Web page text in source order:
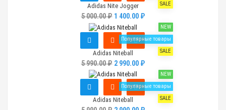
SALE
Adidas Nite Jogger
5 000.00 ₽1 400.00 ₽
NEW
Популярные товары
SALE
Adidas Niteball
5 990.00 ₽2 990.00 ₽
NEW
Популярные товары
SALE
Adidas Niteball